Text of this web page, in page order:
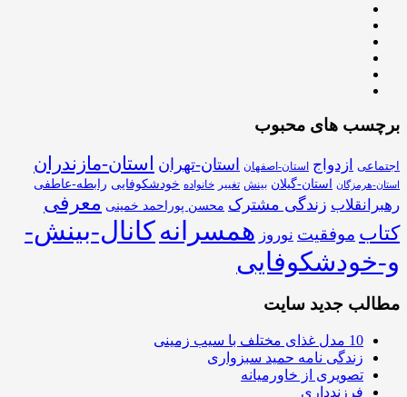
برچسب های محبوب
اجتماعی ازدواج استان-اصفهان استان-تهران استان-مازندران
استان-هرمزگان استان-گیلان بینش تغییر خانواده خودشکوفایی رابطه-عاطفی
رهبرانقلاب زندگی مشترک محسن پوراحمد خمینی معرفی
کتاب موفقیت نوروز همسرانهکانال-بینش-
و-خودشکوفایی
مطالب جدید سایت
10 مدل غذای مختلف با سیب زمینی
زندگی نامه حمید سبزواری
تصویری از خاورمیانه
فرزندداری